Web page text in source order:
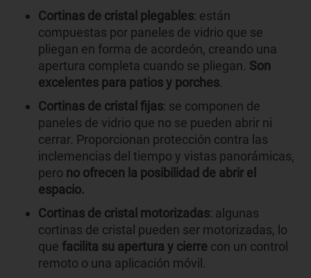
Cortinas de cristal plegables: están
compuestas por paneles de vidrio que se
pliegan en forma de acordeón, creando una
apertura completa cuando se pliegan. Son
excelentes para patios y porches.
Cortinas de cristal fijas: se componen de
paneles de vidrio que no se pueden abrir ni
cerrar. Proporcionan protección contra las
inclemencias del tiempo y vistas panorámicas,
pero no ofrecen la posibilidad de abrir el
espacio.
Cortinas de cristal motorizadas: algunas
cortinas de cristal pueden ser motorizadas, lo
que facilita su apertura y cierre con un control
remoto o una aplicación móvil.